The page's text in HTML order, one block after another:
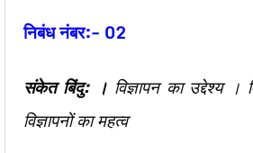
निबंध नंबर:- 02
संकेत बिंदु: । विज्ञापन का उद्देश्य
विज्ञापनों का महत्व